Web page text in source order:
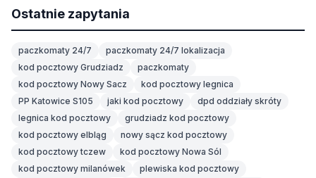
Ostatnie zapytania
paczkomaty 24/7
paczkomaty 24/7 lokalizacja
kod pocztowy Grudziadz
paczkomaty
kod pocztowy Nowy Sacz
kod pocztowy legnica
PP Katowice S105
jaki kod pocztowy
dpd oddziały skróty
legnica kod pocztowy
grudziadz kod pocztowy
kod pocztowy elbląg
nowy sącz kod pocztowy
kod pocztowy tczew
kod pocztowy Nowa Sól
kod pocztowy milanówek
plewiska kod pocztowy